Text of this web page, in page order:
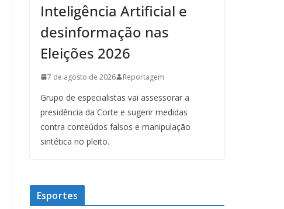
Inteligência Artificial e
desinformação nas
Eleições 2026
7 de agosto de 2026 Reportagem
Grupo de especialistas vai assessorar a
presidência da Corte e sugerir medidas
contra conteúdos falsos e manipulação
sintética no pleito.
Esportes